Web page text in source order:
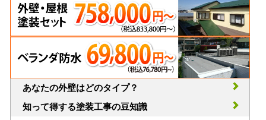
あなたの外壁はどのタイプ？
知って得する塗装工事の豆知識